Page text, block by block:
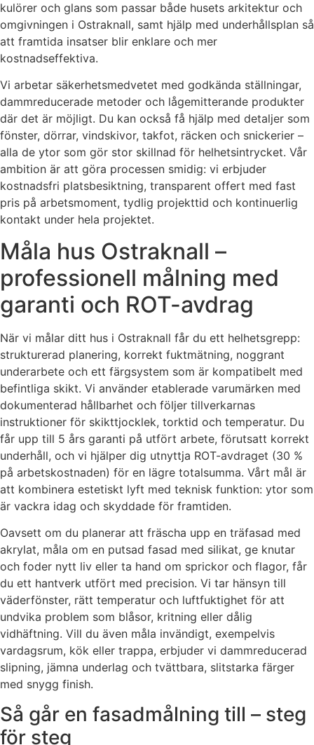
kulörer och glans som passar både husets arkitektur och
omgivningen i Ostraknall, samt hjälp med underhållsplan så
att framtida insatser blir enklare och mer
kostnadseffektiva.
Vi arbetar säkerhetsmedvetet med godkända ställningar,
dammreducerade metoder och lågemitterande produkter
där det är möjligt. Du kan också få hjälp med detaljer som
fönster, dörrar, vindskivor, takfot, räcken och snickerier –
alla de ytor som gör stor skillnad för helhetsintrycket. Vår
ambition är att göra processen smidig: vi erbjuder
kostnadsfri platsbesiktning, transparent offert med fast
pris på arbetsmoment, tydlig projekttid och kontinuerlig
kontakt under hela projektet.
Måla hus Ostraknall –
professionell målning med
garanti och ROT-avdrag
När vi målar ditt hus i Ostraknall får du ett helhetsgrepp:
strukturerad planering, korrekt fuktmätning, noggrant
underarbete och ett färgsystem som är kompatibelt med
befintliga skikt. Vi använder etablerade varumärken med
dokumenterad hållbarhet och följer tillverkarnas
instruktioner för skikttjocklek, torktid och temperatur. Du
får upp till 5 års garanti på utfört arbete, förutsatt korrekt
underhåll, och vi hjälper dig utnyttja ROT-avdraget (30 %
på arbetskostnaden) för en lägre totalsumma. Vårt mål är
att kombinera estetiskt lyft med teknisk funktion: ytor som
är vackra idag och skyddade för framtiden.
Oavsett om du planerar att fräscha upp en träfasad med
akrylat, måla om en putsad fasad med silikat, ge knutar
och foder nytt liv eller ta hand om sprickor och flagor, får
du ett hantverk utfört med precision. Vi tar hänsyn till
väderfönster, rätt temperatur och luftfuktighet för att
undvika problem som blåsor, kritning eller dålig
vidhäftning. Vill du även måla invändigt, exempelvis
vardagsrum, kök eller trappa, erbjuder vi dammreducerad
slipning, jämna underlag och tvättbara, slitstarka färger
med snygg finish.
Så går en fasadmålning till – steg
för steg